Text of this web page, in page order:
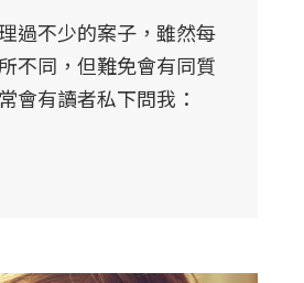
過不少的案子，雖然每
不同，但難免會有同質
會有讀者私下問我：